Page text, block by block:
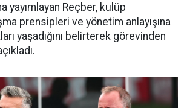
yayımlayan Reçber, kulüp
prensipleri ve yönetim anlayışına
yaşadığını belirterek görevinden